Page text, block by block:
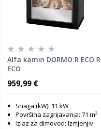
Alfa kamin DORMO R ECO R
ECO
959,99 €
Snaga (kW): 11 kW
Površina zagrijavanja: 71 m²
Izlaz za dimovod: Izmjenjiv